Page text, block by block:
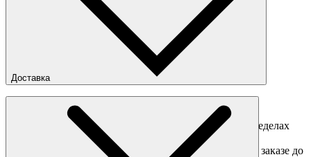
Подробные правила возврата товара
Доставка
Доставка по Москве
Доставка курьером в интервал 13:00-20:00 в пределах
МКАД 350 руб.
Доставка "день в день" в пределах МКАД (при заказе до